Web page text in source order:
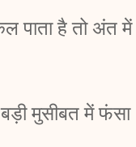
पाता है तो अंत में
मुसीबत में फंसा